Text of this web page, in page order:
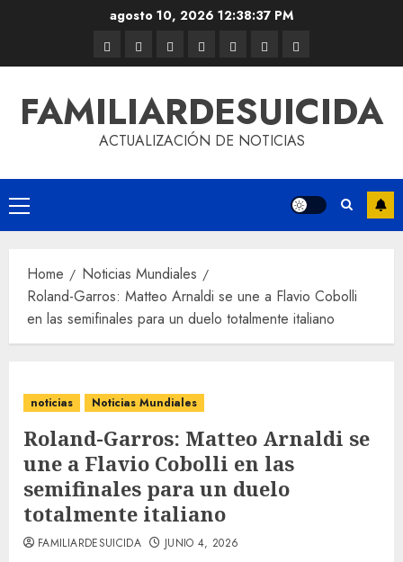
agosto 10, 2026 12:38:37 PM
FAMILIARDESUICIDA
ACTUALIZACIÓN DE NOTICIAS
Home
Noticias Mundiales
Roland-Garros: Matteo Arnaldi se une a Flavio Cobolli
en las semifinales para un duelo totalmente italiano
noticias Noticias Mundiales
Roland-Garros: Matteo Arnaldi se
une a Flavio Cobolli en las
semifinales para un duelo
totalmente italiano
FAMILIARDESUICIDA JUNIO 4, 2026